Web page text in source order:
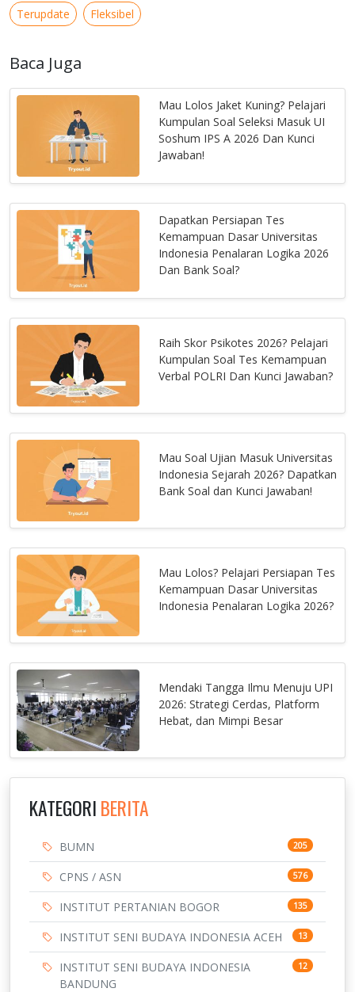
Terupdate Fleksibel
Baca Juga
Mau Lolos Jaket Kuning? Pelajari
Kumpulan Soal Seleksi Masuk UI
Soshum IPS A 2026 Dan Kunci
Jawaban!
Dapatkan Persiapan Tes
Kemampuan Dasar Universitas
Indonesia Penalaran Logika 2026
Dan Bank Soal?
Raih Skor Psikotes 2026? Pelajari
Kumpulan Soal Tes Kemampuan
Verbal POLRI Dan Kunci Jawaban?
Mau Soal Ujian Masuk Universitas
Indonesia Sejarah 2026? Dapatkan
Bank Soal dan Kunci Jawaban!
Mau Lolos? Pelajari Persiapan Tes
Kemampuan Dasar Universitas
Indonesia Penalaran Logika 2026?
Mendaki Tangga Ilmu Menuju UPI
2026: Strategi Cerdas, Platform
Hebat, dan Mimpi Besar
KATEGORI BERITA
BUMN 205
CPNS / ASN 576
INSTITUT PERTANIAN BOGOR 135
INSTITUT SENI BUDAYA INDONESIA ACEH 13
INSTITUT SENI BUDAYA INDONESIA
BANDUNG
12